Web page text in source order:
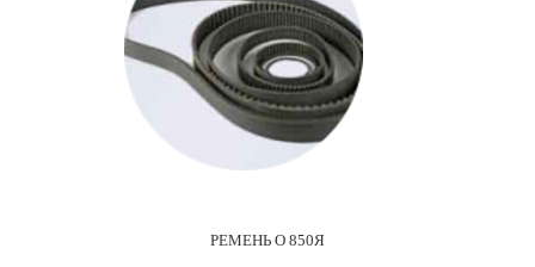
РЕМЕНЬ О 850Я